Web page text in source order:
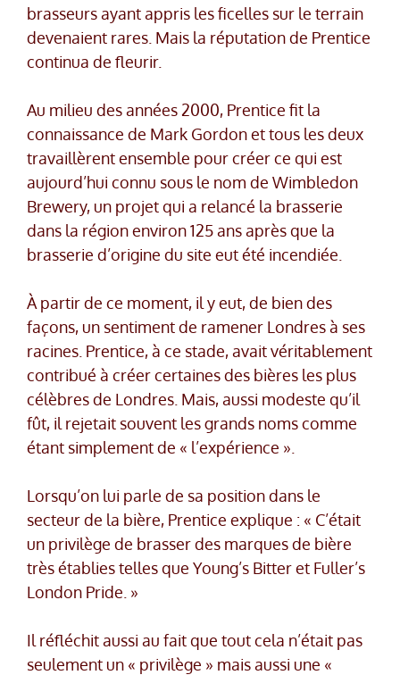
brasseurs ayant appris les ficelles sur le terrain
devenaient rares. Mais la réputation de Prentice
continua de fleurir.
Au milieu des années 2000, Prentice fit la
connaissance de Mark Gordon et tous les deux
travaillèrent ensemble pour créer ce qui est
aujourd’hui connu sous le nom de Wimbledon
Brewery, un projet qui a relancé la brasserie
dans la région environ 125 ans après que la
brasserie d’origine du site eut été incendiée.
À partir de ce moment, il y eut, de bien des
façons, un sentiment de ramener Londres à ses
racines. Prentice, à ce stade, avait véritablement
contribué à créer certaines des bières les plus
célèbres de Londres. Mais, aussi modeste qu’il
fût, il rejetait souvent les grands noms comme
étant simplement de « l’expérience ».
Lorsqu’on lui parle de sa position dans le
secteur de la bière, Prentice explique : « C’était
un privilège de brasser des marques de bière
très établies telles que Young’s Bitter et Fuller’s
London Pride. »
Il réfléchit aussi au fait que tout cela n’était pas
seulement un « privilège » mais aussi une «